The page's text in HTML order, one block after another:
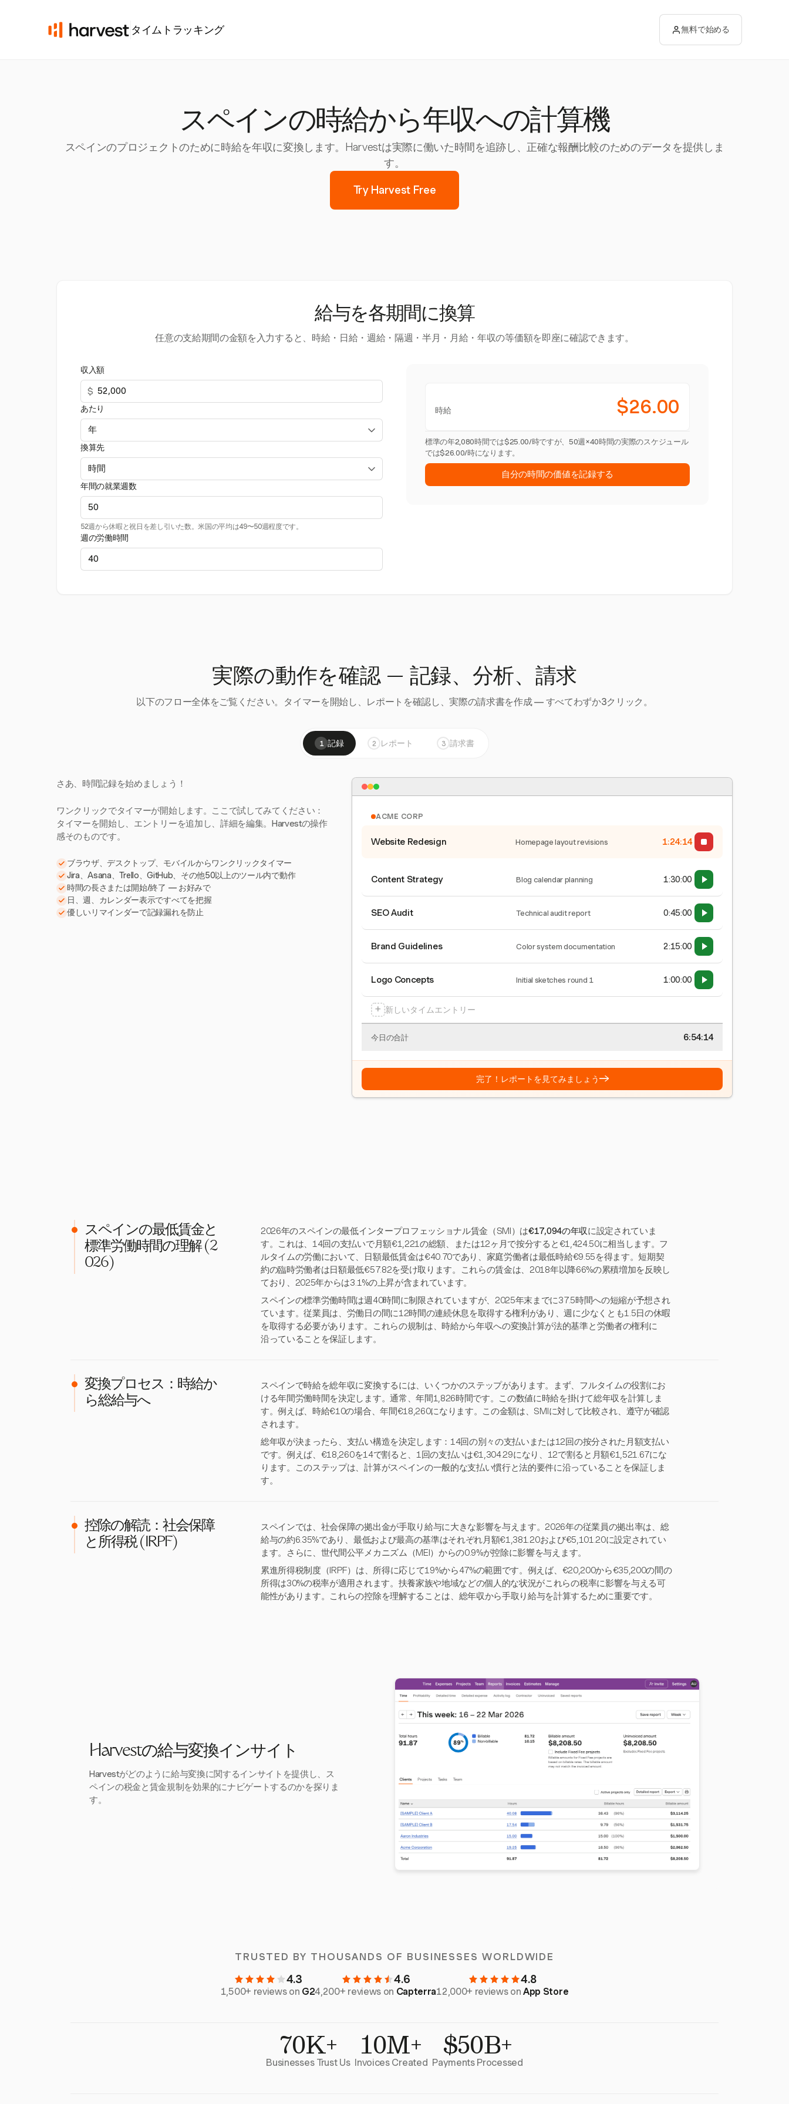
タイムトラッキング 無料で始める
スペインの時給から年収への計算機
スペインのプロジェクトのために時給を年収に変換します。Harvestは実際に働いた時間を追跡し、正確な報酬比較のためのデータを提供しま
す。
Try Harvest Free
給与を各期間に換算
任意の支給期間の金額を入力すると、時給・日給・週給・隔週・半月・月給・年収の等価額を即座に確認できます。
収入額
$
あたり
換算先
年間の就業週数
52週から休暇と祝日を差し引いた数。米国の平均は49〜50週程度です。
週の労働時間
時給 $26.00
標準の年2,080時間では$25.00/時ですが、50週×40時間の実際のスケジュール
では$26.00/時になります。
自分の時間の価値を記録する
実際の動作を確認 — 記録、分析、請求
以下のフロー全体をご覧ください。タイマーを開始し、レポートを確認し、実際の請求書を作成 — すべてわずか3クリック。
1 記録 2 レポート 3 請求書
さあ、時間記録を始めましょう！
ワンクリックでタイマーが開始します。ここで試してみてください：
タイマーを開始し、エントリーを追加し、詳細を編集。Harvestの操作
感そのものです。
ブラウザ、デスクトップ、モバイルからワンクリックタイマー
Jira、Asana、Trello、GitHub、その他50以上のツール内で動作
時間の長さまたは開始/終了 — お好みで
日、週、カレンダー表示ですべてを把握
優しいリマインダーで記録漏れを防止
ACME CORP
Website Redesign Homepage layout revisions 1:24:15
Content Strategy Blog calendar planning 1:30:00
SEO Audit Technical audit report 0:45:00
Brand Guidelines Color system documentation 2:15:00
Logo Concepts Initial sketches round 1 1:00:00
+ 新しいタイムエントリー
今日の合計 6:54:15
完了！レポートを見てみましょう→
スペインの最低賃金と
標準労働時間の理解 (2
026)
2026年のスペインの最低インタープロフェッショナル賃金（SMI）は€17,094の年収に設定されていま
す。これは、14回の支払いで月額€1,221の総額、または12ヶ月で按分すると€1,424.50に相当します。フ
ルタイムの労働において、日額最低賃金は€40.70であり、家庭労働者は最低時給€9.55を得ます。短期契
約の臨時労働者は日額最低€57.82を受け取ります。これらの賃金は、2018年以降66%の累積増加を反映し
ており、2025年からは3.1%の上昇が含まれています。
スペインの標準労働時間は週40時間に制限されていますが、2025年末までに37.5時間への短縮が予想され
ています。従業員は、労働日の間に12時間の連続休息を取得する権利があり、週に少なくとも1.5日の休暇
を取得する必要があります。これらの規制は、時給から年収への変換計算が法的基準と労働者の権利に
沿っていることを保証します。
変換プロセス：時給か
ら総給与へ
スペインで時給を総年収に変換するには、いくつかのステップがあります。まず、フルタイムの役割にお
ける年間労働時間を決定します。通常、年間1,826時間です。この数値に時給を掛けて総年収を計算しま
す。例えば、時給€10の場合、年間€18,260になります。この金額は、SMIに対して比較され、遵守が確認
されます。
総年収が決まったら、支払い構造を決定します：14回の別々の支払いまたは12回の按分された月額支払い
です。例えば、€18,260を14で割ると、1回の支払いは€1,304.29になり、12で割ると月額€1,521.67にな
ります。このステップは、計算がスペインの一般的な支払い慣行と法的要件に沿っていることを保証しま
す。
控除の解読：社会保障
と所得税 (IRPF)
スペインでは、社会保障の拠出金が手取り給与に大きな影響を与えます。2026年の従業員の拠出率は、総
給与の約6.35%であり、最低および最高の基準はそれぞれ月額€1,381.20および€5,101.20に設定されてい
ます。さらに、世代間公平メカニズム（MEI）からの0.9%が控除に影響を与えます。
累進所得税制度（IRPF）は、所得に応じて19%から47%の範囲です。例えば、€20,200から€35,200の間の
所得は30%の税率が適用されます。扶養家族や地域などの個人的な状況がこれらの税率に影響を与える可
能性があります。これらの控除を理解することは、総年収から手取り給与を計算するために重要です。
Harvestの給与変換インサイト
Harvestがどのように給与変換に関するインサイトを提供し、ス
ペインの税金と賃金規制を効果的にナビゲートするのかを探りま
す。
TRUSTED BY THOUSANDS OF BUSINESSES WORLDWIDE
4.3
1,500+ reviews on G2
4.6
4,200+ reviews on Capterra
4.8
12,000+ reviews onApp Store
70K+
Businesses Trust Us 10M+
Invoices Created $50B+
Payments Processed